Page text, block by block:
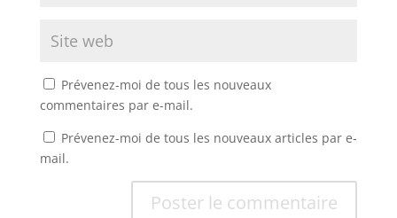
Prévenez-moi de tous les nouveaux
commentaires par e-mail.
Prévenez-moi de tous les nouveaux articles par e-
mail.